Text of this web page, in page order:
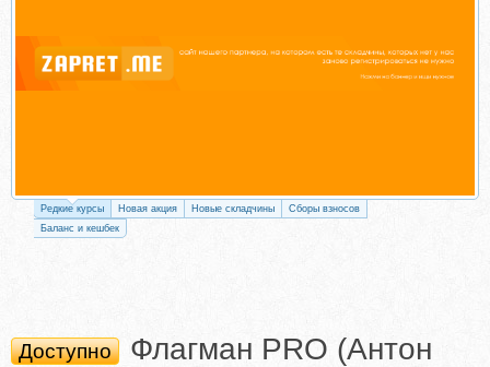
Редкие курсы Новая акция Новые складчины
Сборы взносов
Баланс и кешбек
Доступно
Флагман PRO (Антон